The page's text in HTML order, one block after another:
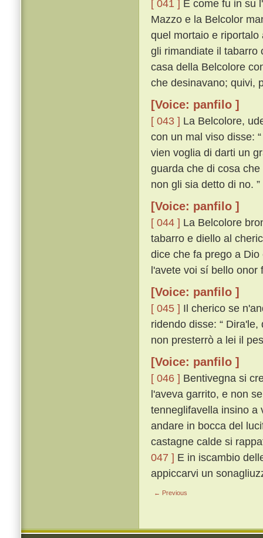
[ 041 ] E come fu in su
Mazzo e la Belcolor
quel mortaio e
gli rimandiate il tabarro
casa della Belcolore
che desinavano; quivi,
[Voice: panfilo ]
[ 043 ] La Belcolore,
con un mal viso disse:
vien voglia di darti un
guarda che di cosa
non gli sia detto di no. ”
[Voice: panfilo ]
[ 044 ] La Belcolore
tabarro e diello al
dice che fa prego a
l'avete voi sí bello onor
[Voice: panfilo ]
[ 045 ] Il cherico se
ridendo disse: “
non presterrò a lei il
[Voice: panfilo ]
[ 046 ] Bentivegna si
l'aveva garrito, e non
tenneglifavella insino a
andare in bocca del
castagne calde si
047 ] E in iscambio
appiccarvi un
← Previous